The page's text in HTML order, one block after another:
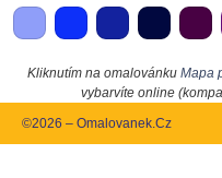
Kliknutím na omalovánku Mapa
vybarvíte online
©2026 – Omalovanek.Cz